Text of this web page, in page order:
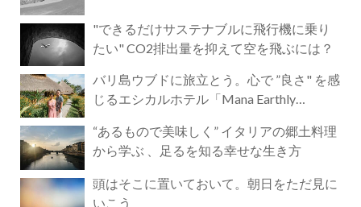
"できるだけサステナブルに飛行機に乗り
たい" CO2排出量を抑えて空を飛ぶには？
バリ島ウブドに旅立とう。心で ”良さ" を感
じるエシカルホテル「Mana Earthly
“あるもので美味しく” イタリアの郷土料理
から学ぶ 、足るを知る幸せな生き方
頭はそこに置いておいて。朝日をただ見に
いこう